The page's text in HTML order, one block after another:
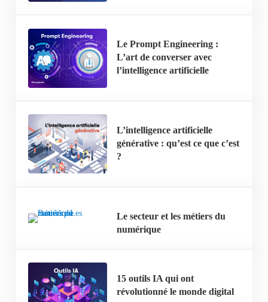
Le Prompt Engineering :
L’art de converser avec
l’intelligence artificielle
L’intelligence artificielle
générative : qu’est ce que c’est
?
Le secteur et les métiers du
numérique
15 outils IA qui ont
révolutionné le monde digital